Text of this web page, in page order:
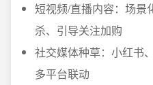
短视频/直播内容：场景
杀、引导关注加购
社交媒体种草：小红书
多平台联动